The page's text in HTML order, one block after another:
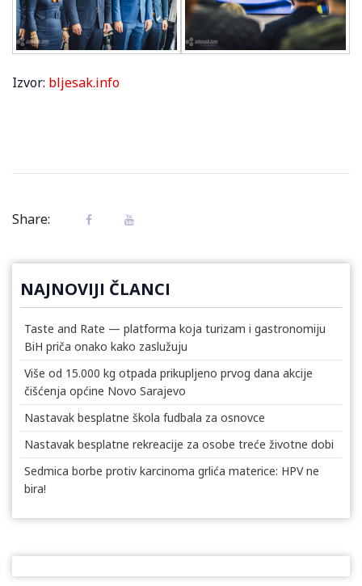
Izvor: bljesak.info
Share:
NAJNOVIJI ČLANCI
Taste and Rate — platforma koja turizam i gastronomiju
BiH priča onako kako zaslužuju
Više od 15.000 kg otpada prikupljeno prvog dana akcije
čišćenja općine Novo Sarajevo
Nastavak besplatne škola fudbala za osnovce
Nastavak besplatne rekreacije za osobe treće životne dobi
Sedmica borbe protiv karcinoma grlića materice: HPV ne
bira!